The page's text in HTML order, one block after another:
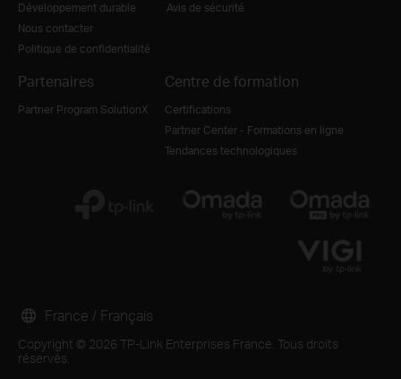
Développement durable
Nous contacter
Politique de confidentialité
Avis de sécurité
Partenaires
Partner Program SolutionX
Centre de formation
Certifications
Partner Center - Formations en ligne
Tendances technologiques
Copyright © 2026 TP-Link Enterprises France. Tous droits
réservés.
France / Français